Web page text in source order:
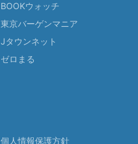
BOOKウォッチ
東京バーゲンマニア
Jタウンネット
ゼロまる
個人情報保護方針